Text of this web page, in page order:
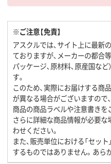
※ご注意【免責】
アスクルでは、サイト上に最新
ておりますが、メーカーの都合等
パッケージ、原材料、原産国な
す。
このため、実際にお届けする商
が異なる場合がございますので
商品の商品ラベルや注意書きを
さらに詳細な商品情報が必要な
わせください。
また、販売単位における「セッ
するものではありません。あら